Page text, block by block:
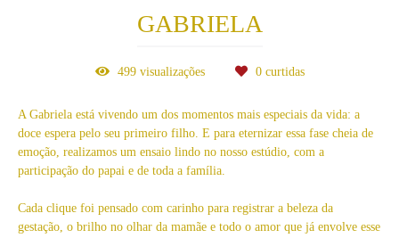
GABRIELA
499visualizações 0curtidas
A Gabriela está vivendo um dos momentos mais especiais da vida: a
doce espera pelo seu primeiro filho. E para eternizar essa fase cheia de
emoção, realizamos um ensaio lindo no nosso estúdio, com a
participação do papai e de toda a família.
Cada clique foi pensado com carinho para registrar a beleza da
gestação, o brilho no olhar da mamãe e todo o amor que já envolve esse